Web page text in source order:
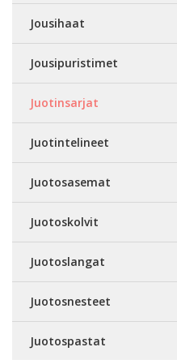
Jousihaat
Jousipuristimet
Juotinsarjat
Juotintelineet
Juotosasemat
Juotoskolvit
Juotoslangat
Juotosnesteet
Juotospastat